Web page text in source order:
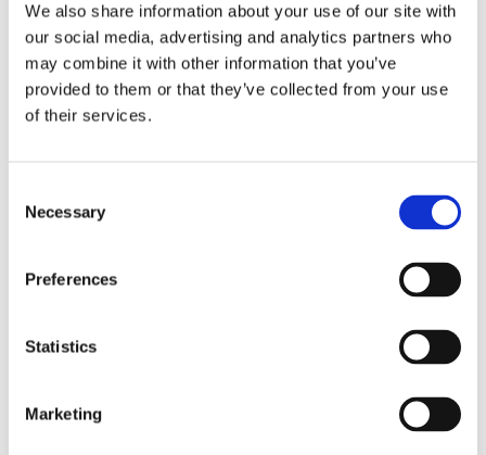
We also share information about your use of our site with
our social media, advertising and analytics partners who
may combine it with other information that you’ve
provided to them or that they’ve collected from your use
of their services.
Selection
Necessary
Preferences
Statistics
Marketing
Tillverkad med rent sojavax och som hälls upp förhand.
Denna produkt är veganvänlig, inte testad på djur och fri
från parabener, SLS och SLES. Förpackningen är
återvinningsbar och plastfri
English Lavender Soya Candle 170 g